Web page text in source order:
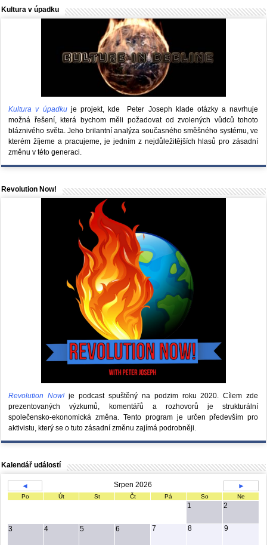
Kultura v úpadku
Kultura v úpadkuje projekt, kde Peter Joseph klade otázky a navrhuje
možná řešení, která bychom měli požadovat od zvolených vůdců tohoto
bláznivého světa. Jeho brilantní analýza současného směšného systému, ve
kterém žíjeme a pracujeme, je jedním z nejdůležitějších hlasů pro zásadní
změnu v této generaci.
Revolution Now!
Revolution Now! je podcast spuštěný na podzim roku 2020.Cílem zde
prezentovaných výzkumů, komentářů a rozhovorů je strukturální
společensko-ekonomická změna. Tento program je určen především pro
aktivistu, který se o tuto zásadní změnu zajímá podrobněji.
Kalendář událostí
◄ Srpen 2026 ►
Po Út St Čt Pá So Ne
1 2
3 4 5 6 7 8 9